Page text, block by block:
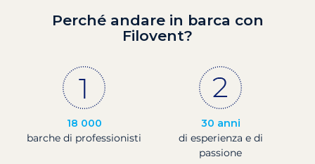
Perché andare in barca con
Filovent?
18 000
barche di professionisti
30 anni
di esperienza e di
passione